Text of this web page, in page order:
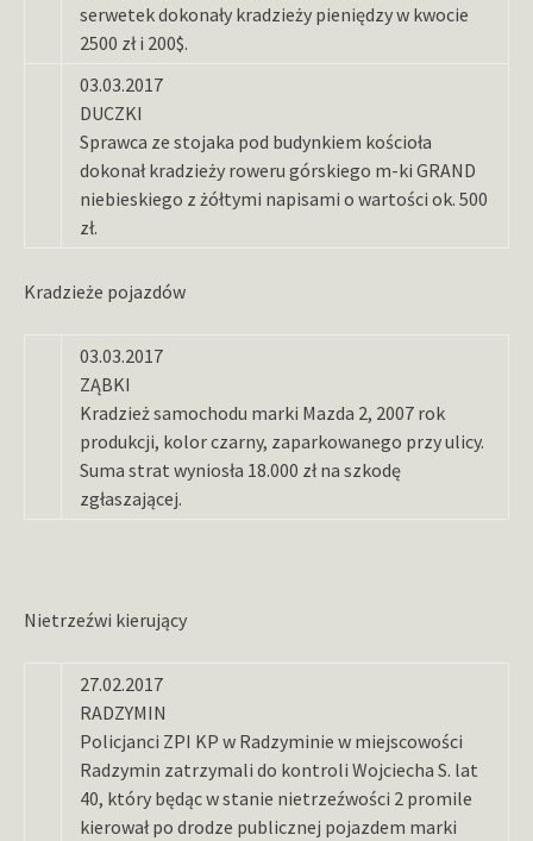
serwetek dokonały kradzieży pieniędzy w kwocie
2500 zł i 200$.
03.03.2017
DUCZKI
Sprawca ze stojaka pod budynkiem kościoła
dokonał kradzieży roweru górskiego m-ki GRAND
niebieskiego z żółtymi napisami o wartości ok. 500
zł.
Kradzieże pojazdów
03.03.2017
ZĄBKI
Kradzież samochodu marki Mazda 2, 2007 rok
produkcji, kolor czarny, zaparkowanego przy ulicy.
Suma strat wyniosła 18.000 zł na szkodę
zgłaszającej.
Nietrzeźwi kierujący
27.02.2017
RADZYMIN
Policjanci ZPI KP w Radzyminie w miejscowości
Radzymin zatrzymali do kontroli Wojciecha S. lat
40, który będąc w stanie nietrzeźwości 2 promile
kierował po drodze publicznej pojazdem marki